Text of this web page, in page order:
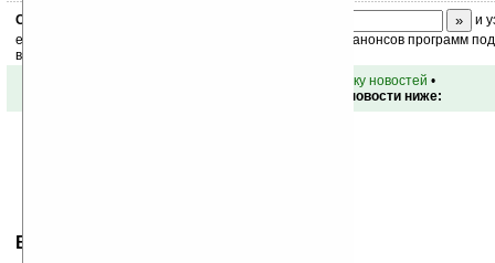
Скоро
и
ежедневный или еженедельный дайджест новостей, анонсов программ
ваш почтовый ящик.
вернуться к списку новостей •
Обсуждение этой новости ниже:
Ваше мнение будет первым.